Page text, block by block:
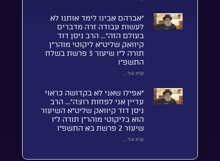
“אברהם אבינו לימד אותנו לא
לעשות עבודה זרה מדברים
בעולם הזה”… הרב ניסן דוד
קיוואק שליט”א ליקוטי מוהר”ן
תורה ל”ו שיעור 3 פרשת בשלח
התשפ”ו
קרא עוד...
“אפילו שאני לא בקדושה כראוי
עדיין אני לפחות רוצה”… הרב
ניסן דוד קיוואק שליט”א השיעור
הוא בליקוטי מוהר”ן תורה ל”ו
שיעור 2 פרשת בא התשפ”ו
קרא עוד...